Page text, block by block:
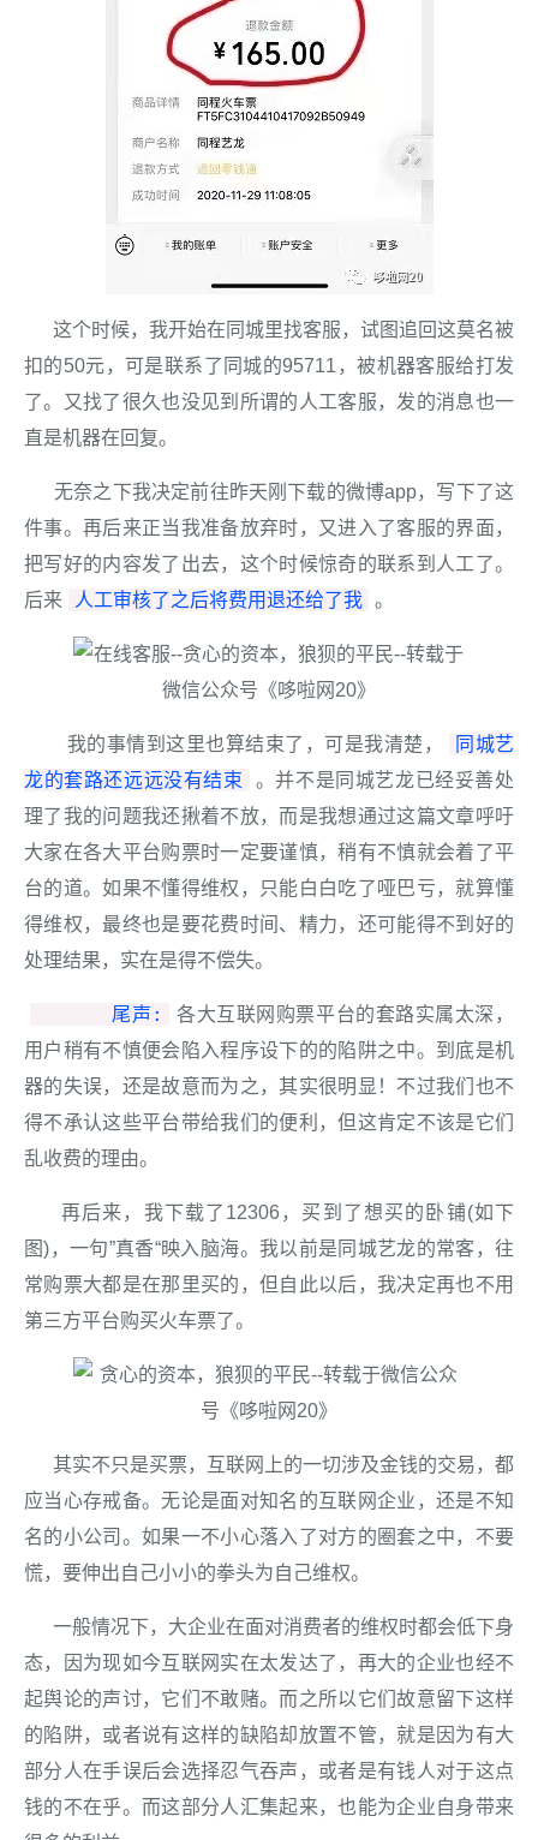
这个时候，我开始在同城里找客服，试图追回这莫名被
扣的50元，可是联系了同城的95711，被机器客服给打发
了。又找了很久也没见到所谓的人工客服，发的消息也一
直是机器在回复。
无奈之下我决定前往昨天刚下载的微博app，写下了这
件事。再后来正当我准备放弃时，又进入了客服的界面，
把写好的内容发了出去，这个时候惊奇的联系到人工了。
后来
人工审核了之后将费用退还给了我 。
我的事情到这里也算结束了，可是我清楚，
同城艺
龙的套路还远远没有结束
。并不是同城艺龙已经妥善处
理了我的问题我还揪着不放，而是我想通过这篇文章呼吁
大家在各大平台购票时一定要谨慎，稍有不慎就会着了平
台的道。如果不懂得维权，只能白白吃了哑巴亏，就算懂
得维权，最终也是要花费时间、精力，还可能得不到好的
处理结果，实在是得不偿失。
尾声:
各大互联网购票平台的套路实属太深，
用户稍有不慎便会陷入程序设下的的陷阱之中。到底是机
器的失误，还是故意而为之，其实很明显！不过我们也不
得不承认这些平台带给我们的便利，但这肯定不该是它们
乱收费的理由。
再后来，我下载了12306，买到了想买的卧铺(如下
图)，一句”真香“映入脑海。我以前是同城艺龙的常客，往
常购票大都是在那里买的，但自此以后，我决定再也不用
第三方平台购买火车票了。
其实不只是买票，互联网上的一切涉及金钱的交易，都
应当心存戒备。无论是面对知名的互联网企业，还是不知
名的小公司。如果一不小心落入了对方的圈套之中，不要
慌，要伸出自己小小的拳头为自己维权。
一般情况下，大企业在面对消费者的维权时都会低下身
态，因为现如今互联网实在太发达了，再大的企业也经不
起舆论的声讨，它们不敢赌。而之所以它们故意留下这样
的陷阱，或者说有这样的缺陷却放置不管，就是因为有大
部分人在手误后会选择忍气吞声，或者是有钱人对于这点
钱的不在乎。而这部分人汇集起来，也能为企业自身带来